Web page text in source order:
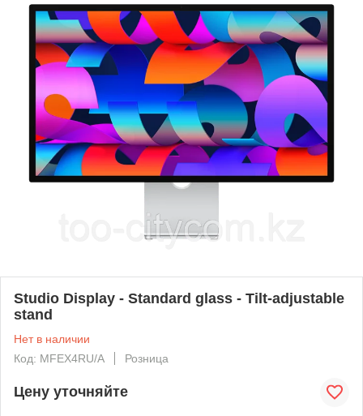
Studio Display - Standard glass - Tilt-adjustable
stand
Нет в наличии
Код: MFEX4RU/A
Розница
Цену уточняйте